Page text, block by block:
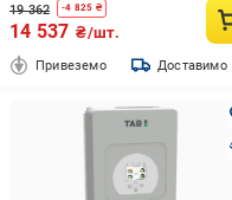
19 362 -4 825 ₴
14 537 ₴/шт.
Привеземо Доставимо